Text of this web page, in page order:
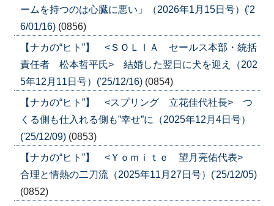
ームを持つのは心臓に悪い」（2026年1月15日号）('2
6/01/16) (0856)
【ナカの“ヒト”】 <ＳＯＬＩＡ セールス本部・統括
責任者 松本哲平氏> 結婚した翌日に犬を迎え（202
5年12月11日号）('25/12/16) (0854)
【ナカの“ヒト”】 <スプリング 立花佳代社長> つ
くる側も仕入れる側も”幸せ”に（2025年12月4日号）
('25/12/09) (0853)
【ナカの“ヒト”】 <Ｙｏｍｉｔｅ 望月亮佑代表>
合理と情熱の二刀流（2025年11月27日号）('25/12/05)
(0852)